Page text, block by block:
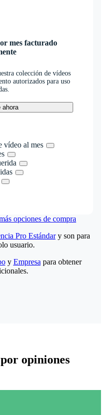
mes facturado
colección de vídeos
autorizados para uso
ahora
vídeo al mes
opciones de compra
Pro Estándary son para
usuario.
y Empresa para obtener
opiniones